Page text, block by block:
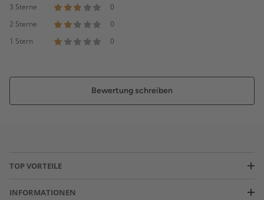
3 Sterne
0
2 Sterne
0
1 Stern
0
Bewertung schreiben
TOP VORTEILE
INFORMATIONEN